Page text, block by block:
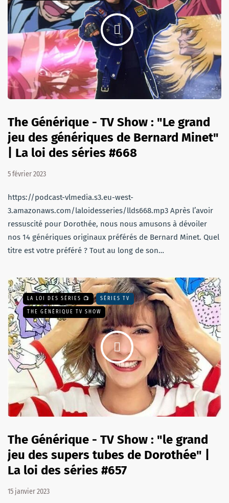
The Générique - TV Show : "Le grand
jeu des génériques de Bernard Minet"
| La loi des séries #668
5 février 2023
https://podcast-vlmedia.s3.eu-west-
3.amazonaws.com/laloidesseries/llds668.mp3 Après l’avoir
ressuscité pour Dorothée, nous nous amusons à dévoiler
nos 14 génériques originaux préférés de Bernard Minet. Quel
titre est votre préféré ? Tout au long de son…
LA LOI DES SÉRIES 📺 SÉRIES TV
THE GÉNÉRIQUE TV SHOW
The Générique - TV Show : "le grand
jeu des supers tubes de Dorothée" |
La loi des séries #657
15 janvier 2023